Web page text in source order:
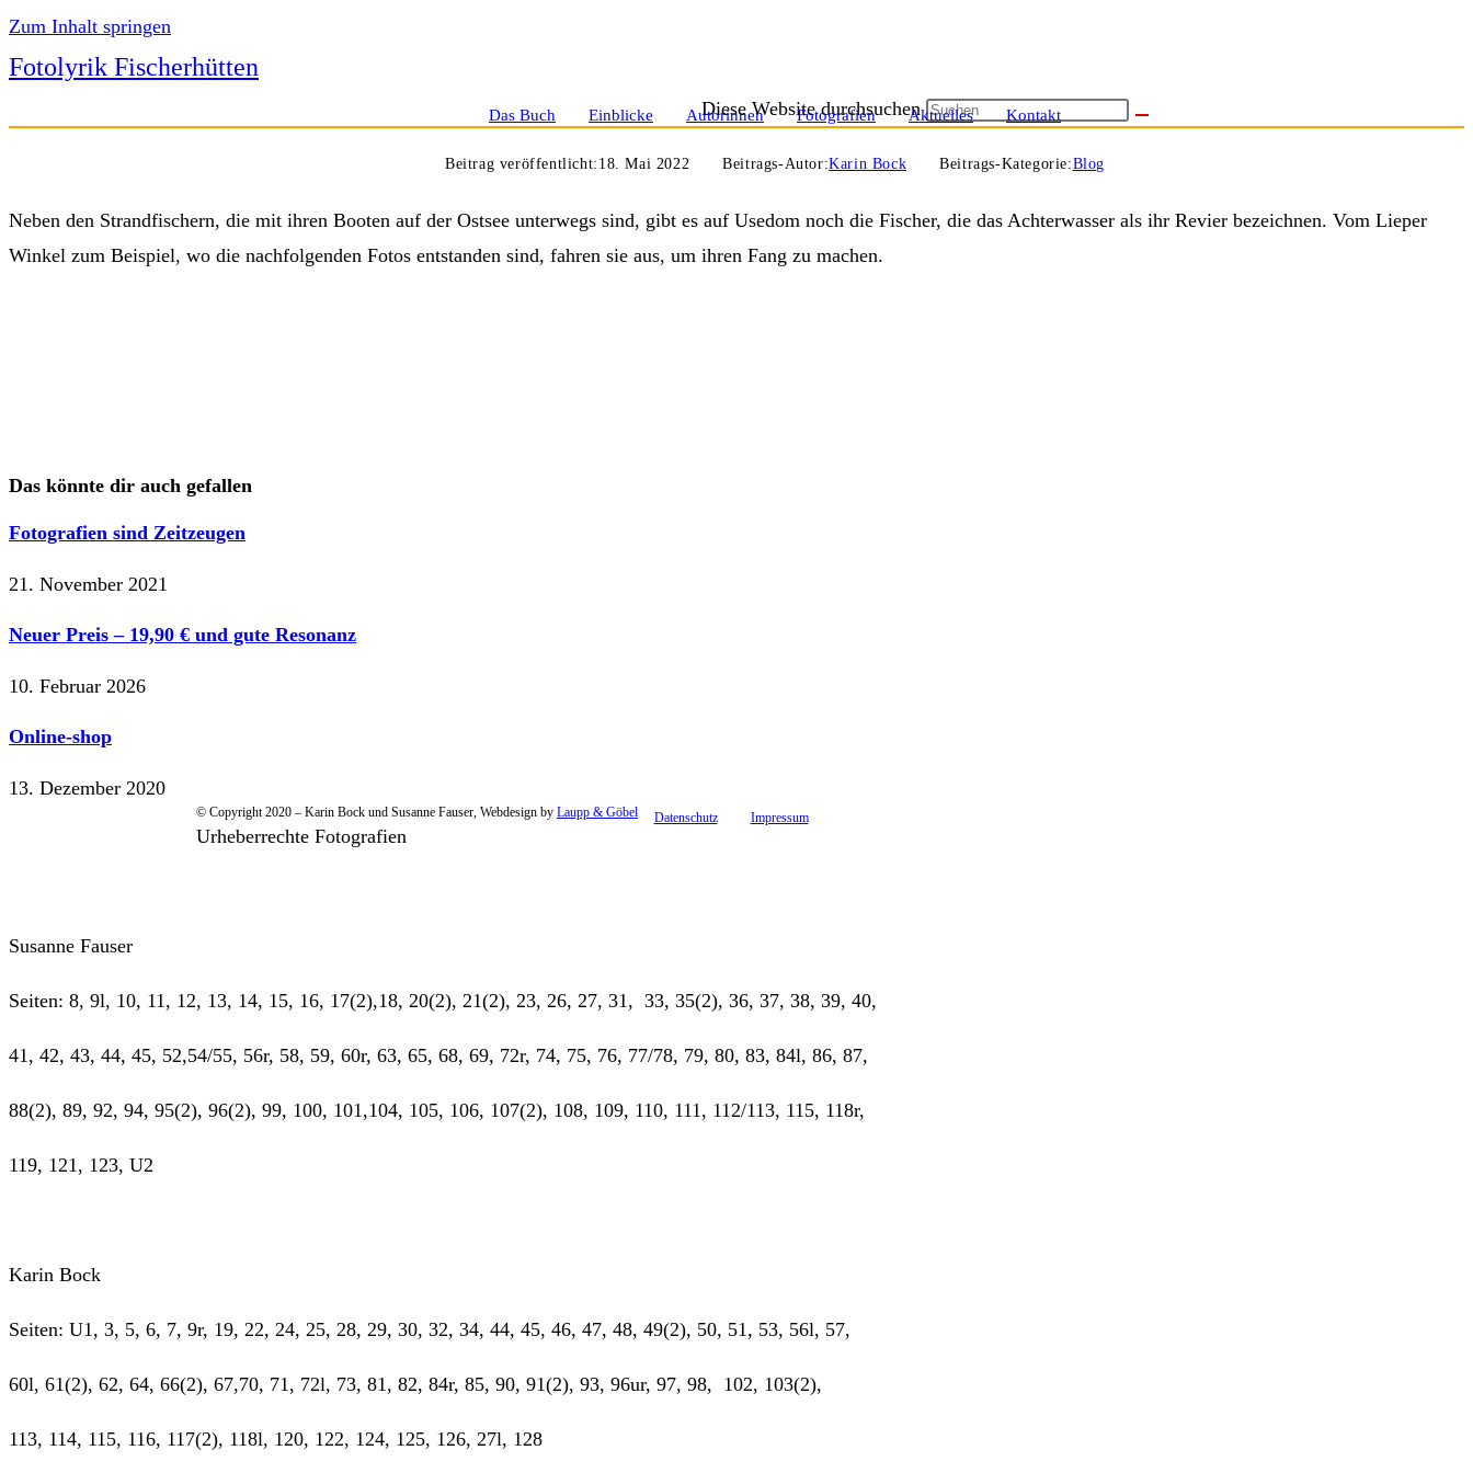
Zum Inhalt springen
Fotolyrik Fischerhütten
Das Buch Einblicke Autorinnen Fotografien Aktuelles Kontakt
Diese Website durchsuchen
Beitrag veröffentlicht: 18. Mai 2022 Beitrags-Autor:Karin Bock Beitrags-Kategorie:Blog
Neben den Strandfischern, die mit ihren Booten auf der Ostsee unterwegs sind, gibt es auf Usedom noch die Fischer, die das Achterwasser als ihr Revier bezeichnen. Vom Lieper
Winkel zum Beispiel, wo die nachfolgenden Fotos entstanden sind, fahren sie aus, um ihren Fang zu machen.
Das könnte dir auch gefallen
Fotografien sind Zeitzeugen
21. November 2021
Neuer Preis – 19,90 € und gute Resonanz
10. Februar 2026
Online-shop
13. Dezember 2020
Datenschutz Impressum
© Copyright 2020 – Karin Bock und Susanne Fauser, Webdesign by Laupp & Göbel
Urheberrechte Fotografien
Susanne Fauser
Seiten: 8, 9l, 10, 11, 12, 13, 14, 15, 16, 17(2),18, 20(2), 21(2), 23, 26, 27, 31, 33, 35(2), 36, 37, 38, 39, 40,
41, 42, 43, 44, 45, 52,54/55, 56r, 58, 59, 60r, 63, 65, 68, 69, 72r, 74, 75, 76, 77/78, 79, 80, 83, 84l, 86, 87,
88(2), 89, 92, 94, 95(2), 96(2), 99, 100, 101,104, 105, 106, 107(2), 108, 109, 110, 111, 112/113, 115, 118r,
119, 121, 123, U2
Karin Bock
Seiten: U1, 3, 5, 6, 7, 9r, 19, 22, 24, 25, 28, 29, 30, 32, 34, 44, 45, 46, 47, 48, 49(2), 50, 51, 53, 56l, 57,
60l, 61(2), 62, 64, 66(2), 67,70, 71, 72l, 73, 81, 82, 84r, 85, 90, 91(2), 93, 96ur, 97, 98, 102, 103(2),
113, 114, 115, 116, 117(2), 118l, 120, 122, 124, 125, 126, 27l, 128